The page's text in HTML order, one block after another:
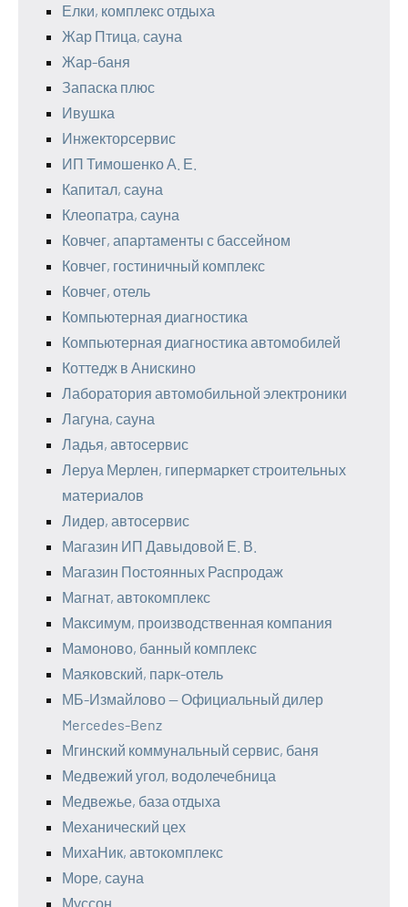
Елки, комплекс отдыха
Жар Птица, сауна
Жар-баня
Запаска плюс
Ивушка
Инжекторсервис
ИП Тимошенко А. Е.
Капитал, сауна
Клеопатра, сауна
Ковчег, апартаменты с бассейном
Ковчег, гостиничный комплекс
Ковчег, отель
Компьютерная диагностика
Компьютерная диагностика автомобилей
Коттедж в Анискино
Лаборатория автомобильной электроники
Лагуна, сауна
Ладья, автосервис
Леруа Мерлен, гипермаркет строительных
материалов
Лидер, автосервис
Магазин ИП Давыдовой Е. В.
Магазин Постоянных Распродаж
Магнат, автокомплекс
Максимум, производственная компания
Мамоново, банный комплекс
Маяковский, парк-отель
МБ-Измайлово — Официальный дилер
Mercedes-Benz
Мгинский коммунальный сервис, баня
Медвежий угол, водолечебница
Медвежье, база отдыха
Механический цех
МихаНик, автокомплекс
Море, сауна
Муссон